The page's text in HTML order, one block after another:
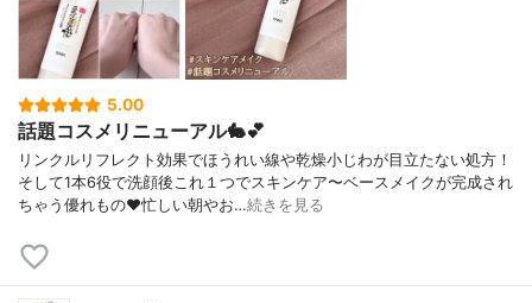
5.00
話題コスメリニューアル🐇💕
リンクルリフレクト効果でほうれい線や乾燥小じわが目立たない処方！
そして1本6役で洗顔後これ１つでスキンケア〜ベースメイクが完成され
ちゃう優れもの❤️忙しい朝やお…続きを見る